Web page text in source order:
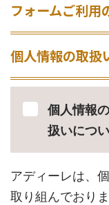
フォームご利用
個人情報の取扱
個人情報
扱いにつ
アディーレは、
取り組んでおりま